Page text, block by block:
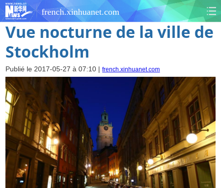
french.xinhuanet.com
Vue nocturne de la ville de
Stockholm
Publié le 2017-05-27 à 07:10 |french.xinhuanet.com